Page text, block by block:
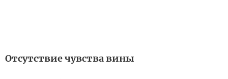
Отсутствие чувства вины